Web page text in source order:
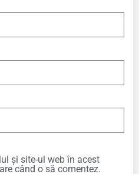
și site-ul web în acest
când o să comentez.